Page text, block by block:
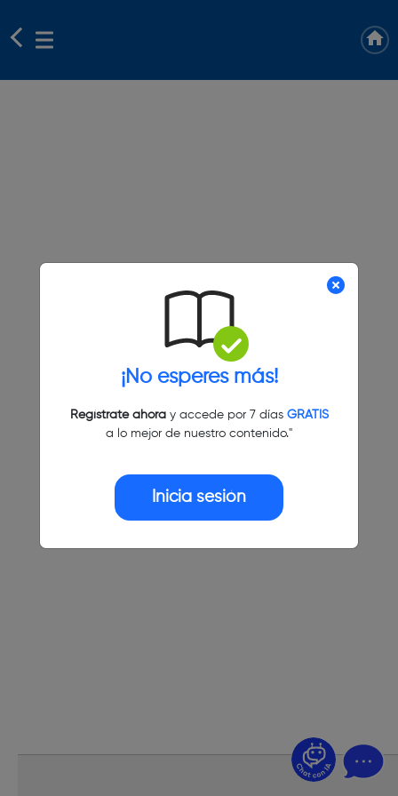
¡No esperes más!
Regístrate ahoray accede por 7 días GRATIS
a lo mejor de nuestro contenido."
Inicia sesión